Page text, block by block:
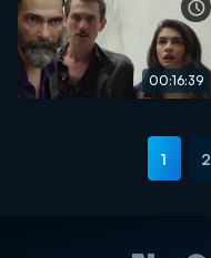
00:16:39
1 2